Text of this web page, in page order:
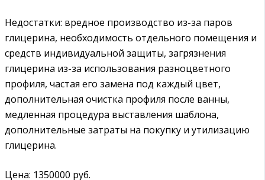
Недостатки: вредное производство из-за паров
глицерина, необходимость отдельного помещения и
средств индивидуальной защиты, загрязнения
глицерина из-за использования разноцветного
профиля, частая его замена под каждый цвет,
дополнительная очистка профиля после ванны,
медленная процедура выставления шаблона,
дополнительные затраты на покупку и утилизацию
глицерина.
Цена: 1350000 руб.